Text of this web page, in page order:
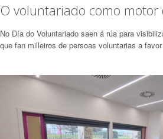
O voluntariado como motor
No Día do Voluntariado saen á rúa para
que fan milleiros de persoas voluntarias a